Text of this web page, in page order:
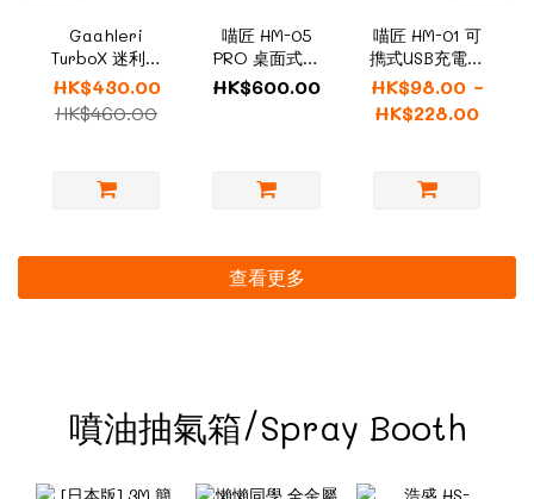
Gaahleri
TurboX 迷利氣
泵 Mini Air
Compressor
HK$430.00
HK$460.00
喵匠 HM-05
PRO 桌面式高
性能氣泵 附氣
HK$600.00
喵匠 HM-01 可
擕式USB充電氣
泵 可替換電池
輕量化靜音電量
HOBBY MIO
HK$98.00 ~
HK$228.00
查看更多
噴油抽氣箱/Spray Booth